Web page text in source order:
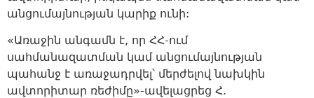
անցումայնության կարիք ունի:
«Առաջին անգամն է, որ ՀՀ-ում
սահմանազատման կամ անցումայնության
պահանջ է առաջադրվել՝ մերժելով նախկին
ավտորիտար ռեժիմը»-ավելացրեց Հ.